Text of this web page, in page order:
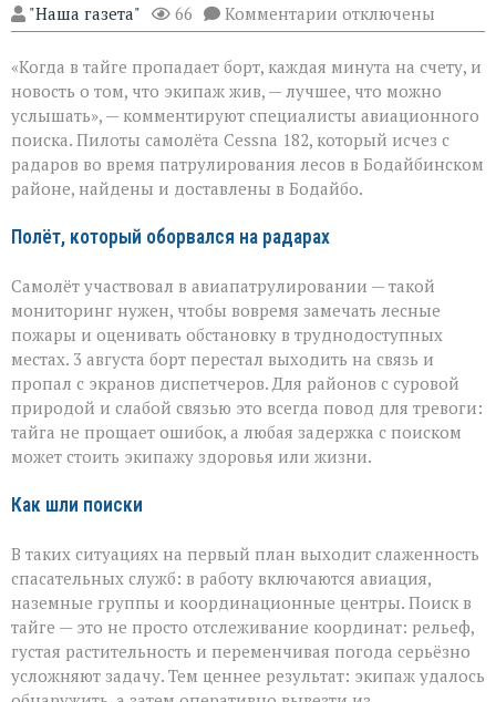
"Наша газета" 66 Комментарии к
записи
на
земле — это
главное»:
найдены
пилоты
пропавшего
самолёта
отключены
«Когда в тайге пропадает борт, каждая минута на счету, и
новость о том, что экипаж жив, — лучшее, что можно
услышать», — комментируют специалисты авиационного
поиска. Пилоты самолёта Cessna 182, который исчез с
радаров во время патрулирования лесов в Бодайбинском
районе, найдены и доставлены в Бодайбо.
Полёт, который оборвался на радарах
Самолёт участвовал в авиапатрулировании — такой
мониторинг нужен, чтобы вовремя замечать лесные
пожары и оценивать обстановку в труднодоступных
местах. 3 августа борт перестал выходить на связь и
пропал с экранов диспетчеров. Для районов с суровой
природой и слабой связью это всегда повод для тревоги:
тайга не прощает ошибок, а любая задержка с поиском
может стоить экипажу здоровья или жизни.
Как шли поиски
В таких ситуациях на первый план выходит слаженность
спасательных служб: в работу включаются авиация,
наземные группы и координационные центры. Поиск в
тайге — это не просто отслеживание координат: рельеф,
густая растительность и переменчивая погода серьёзно
усложняют задачу. Тем ценнее результат: экипаж удалось